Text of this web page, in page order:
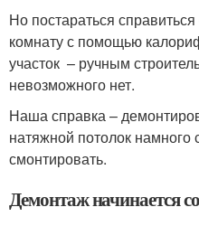
Но постараться
комнату с помощью
участок – ручным
невозможного нет.
Наша справка –
натяжной потолок намного
смонтировать.
Демонтаж начинается